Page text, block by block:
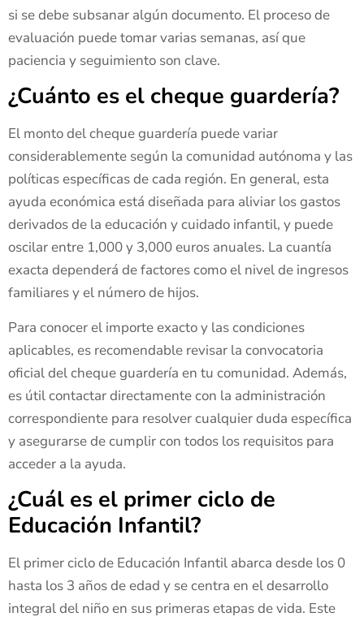
si se debe subsanar algún documento. El proceso de
evaluación puede tomar varias semanas, así que
paciencia y seguimiento son clave.
¿Cuánto es el cheque guardería?
El monto del cheque guardería puede variar
considerablemente según la comunidad autónoma y las
políticas específicas de cada región. En general, esta
ayuda económica está diseñada para aliviar los gastos
derivados de la educación y cuidado infantil, y puede
oscilar entre 1,000 y 3,000 euros anuales. La cuantía
exacta dependerá de factores como el nivel de ingresos
familiares y el número de hijos.
Para conocer el importe exacto y las condiciones
aplicables, es recomendable revisar la convocatoria
oficial del cheque guardería en tu comunidad. Además,
es útil contactar directamente con la administración
correspondiente para resolver cualquier duda específica
y asegurarse de cumplir con todos los requisitos para
acceder a la ayuda.
¿Cuál es el primer ciclo de
Educación Infantil?
El primer ciclo de Educación Infantil abarca desde los 0
hasta los 3 años de edad y se centra en el desarrollo
integral del niño en sus primeras etapas de vida. Este